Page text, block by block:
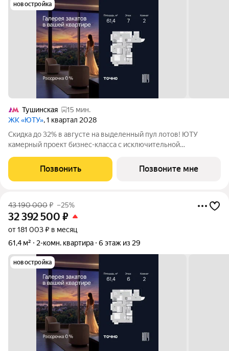
новостройка
Тушинская
15 мин.
ЖК «ЮТУ», 1 квартал 2028
Скидка до 32% в августе на выделенный пул лотов! ЮТУ
камерный проект бизнес-класса с исключительной
благоустроенной набережной канала имени Москвы. Проект
создает идеальный баланс жизни в
Позвонить Позвоните мне
43 190 000₽ –25%
32 392 500 ₽
от 181 003 ₽ в месяц
61,4 м²
2-комн. квартира 6 этаж из 29
новостройка